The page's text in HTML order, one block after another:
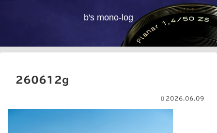
b's mono-log
260612g
2026.06.09